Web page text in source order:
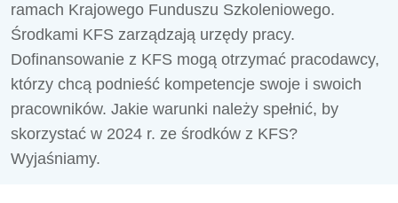
ramach Krajowego Funduszu Szkoleniowego.
Środkami KFS zarządzają urzędy pracy.
Dofinansowanie z KFS mogą otrzymać pracodawcy,
którzy chcą podnieść kompetencje swoje i swoich
pracowników. Jakie warunki należy spełnić, by
skorzystać w 2024 r. ze środków z KFS?
Wyjaśniamy.